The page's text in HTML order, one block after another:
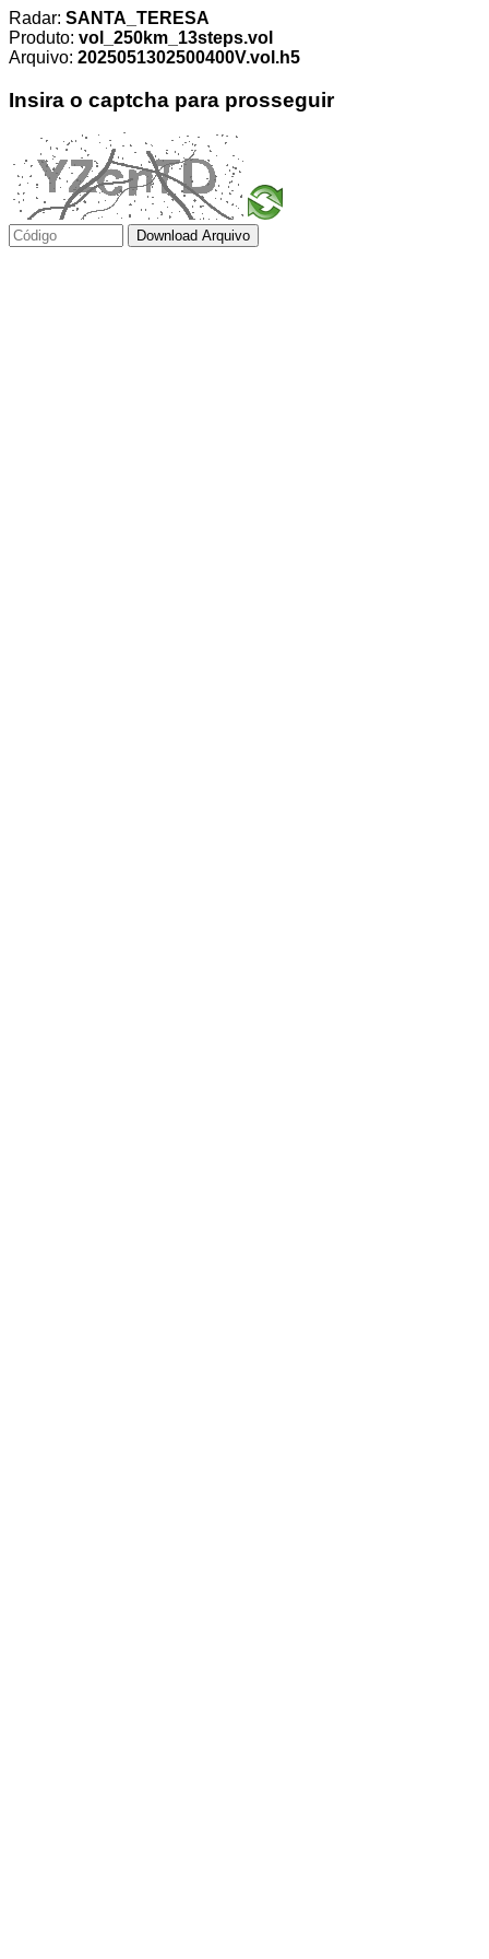
Radar: SANTA_TERESA
Produto: vol_250km_13steps.vol
Arquivo: 2025051302500400V.vol.h5
Insira o captcha para prosseguir